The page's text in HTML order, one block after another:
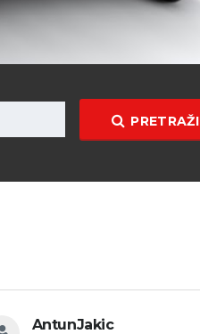
PRETRAŽI
AntunJakic